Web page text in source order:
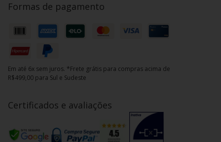
Formas de pagamento
Em até 6x sem juros. *Frete grátis para compras acima de
R$499,00 para Sul e Sudeste
Certificados e avaliações